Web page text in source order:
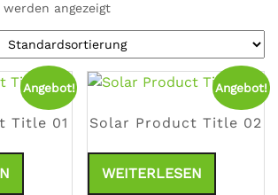
angezeigt
Angebot!
Title 01
Angebot!
Solar Product Title 02
WEITERLESEN